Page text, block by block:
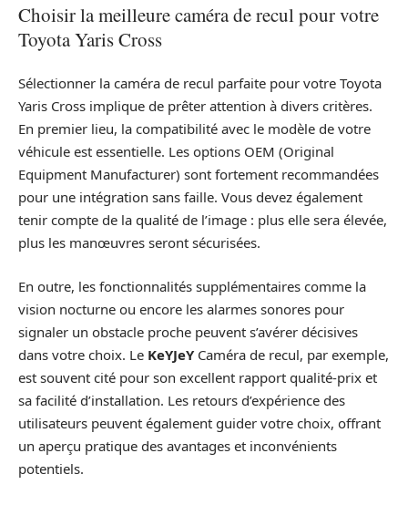
Choisir la meilleure caméra de recul pour votre
Toyota Yaris Cross
Sélectionner la caméra de recul parfaite pour votre Toyota
Yaris Cross implique de prêter attention à divers critères.
En premier lieu, la compatibilité avec le modèle de votre
véhicule est essentielle. Les options OEM (Original
Equipment Manufacturer) sont fortement recommandées
pour une intégration sans faille. Vous devez également
tenir compte de la qualité de l’image : plus elle sera élevée,
plus les manœuvres seront sécurisées.
En outre, les fonctionnalités supplémentaires comme la
vision nocturne ou encore les alarmes sonores pour
signaler un obstacle proche peuvent s’avérer décisives
dans votre choix. Le KeYJeYCaméra de recul, par exemple,
est souvent cité pour son excellent rapport qualité-prix et
sa facilité d’installation. Les retours d’expérience des
utilisateurs peuvent également guider votre choix, offrant
un aperçu pratique des avantages et inconvénients
potentiels.